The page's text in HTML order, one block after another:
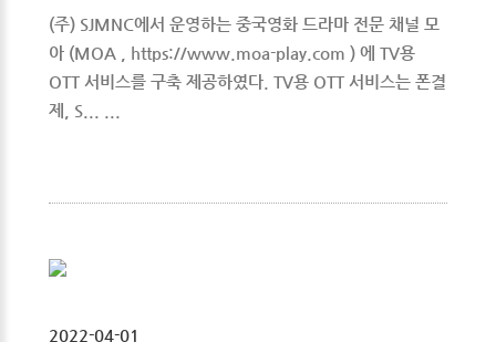
(주) SJMNC에서 운영하는 중국영화 드라마 전문 채널 모
아 (MOA , https://www.moa-play.com ) 에 TV용
OTT 서비스를 구축 제공하였다. TV용 OTT 서비스는 폰결
제, S... ...
2022-04-01